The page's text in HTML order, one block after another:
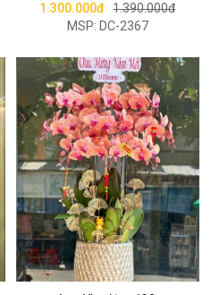
1.300.000đ 1.390.000đ
MSP: DC-2367
Mua ngay